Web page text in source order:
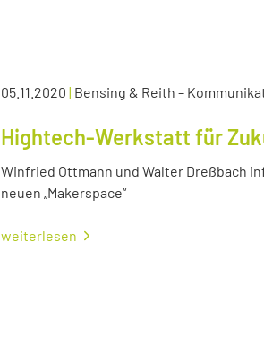
05.11.2020 | Bensing & Reith –
Hightech-Werkstatt für
Winfried Ottmann und Walter Dreßbach
neuen „Makerspace“
weiterlesen